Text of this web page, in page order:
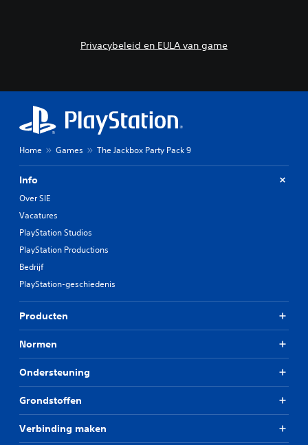
Privacybeleid en EULA van game
Home Games The Jackbox Party Pack 9
Info
Over SIE
Vacatures
PlayStation Studios
PlayStation Productions
Bedrijf
PlayStation-geschiedenis
Producten
Normen
Ondersteuning
Grondstoffen
Verbinding maken